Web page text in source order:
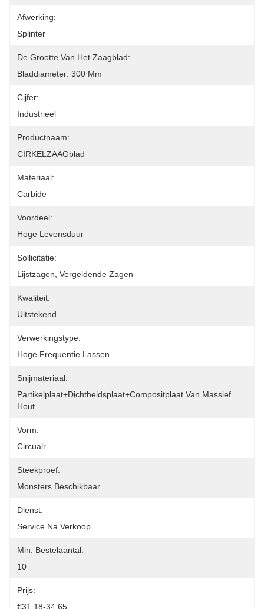
Afwerking:
Splinter
De Grootte Van Het Zaagblad:
Bladdiameter: 300 Mm
Cijfer:
Industrieel
Productnaam:
CIRKELZAAGblad
Materiaal:
Carbide
Voordeel:
Hoge Levensduur
Sollicitatie:
Lijstzagen, Vergeldende Zagen
Kwaliteit:
Uitstekend
Verwerkingstype:
Hoge Frequentie Lassen
Snijmateriaal:
Partikelplaat+dichtheidsplaat+compositplaat Van Massief
Hout
Vorm:
Circualr
Steekproef:
Monsters Beschikbaar
Dienst:
Service Na Verkoop
Min. Bestelaantal:
10
Prijs:
€31.18-34.65